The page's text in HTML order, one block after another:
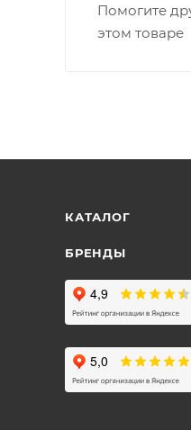
Помогите
этом товаре
КАТАЛОГ
БРЕНДЫ